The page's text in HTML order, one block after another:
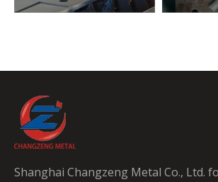
Shanghai Changzeng Metal Co., Ltd.